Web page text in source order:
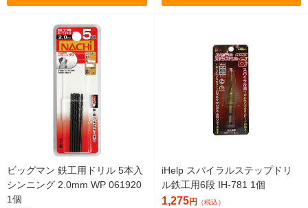
ビッグマン 鉄工用ドリル 5本入
シンニング 2.0mm WP 061920
1個
iHelp スパイラルステップドリ
ル鉄工用6段 IH-781 1個
1,275円 （税込）